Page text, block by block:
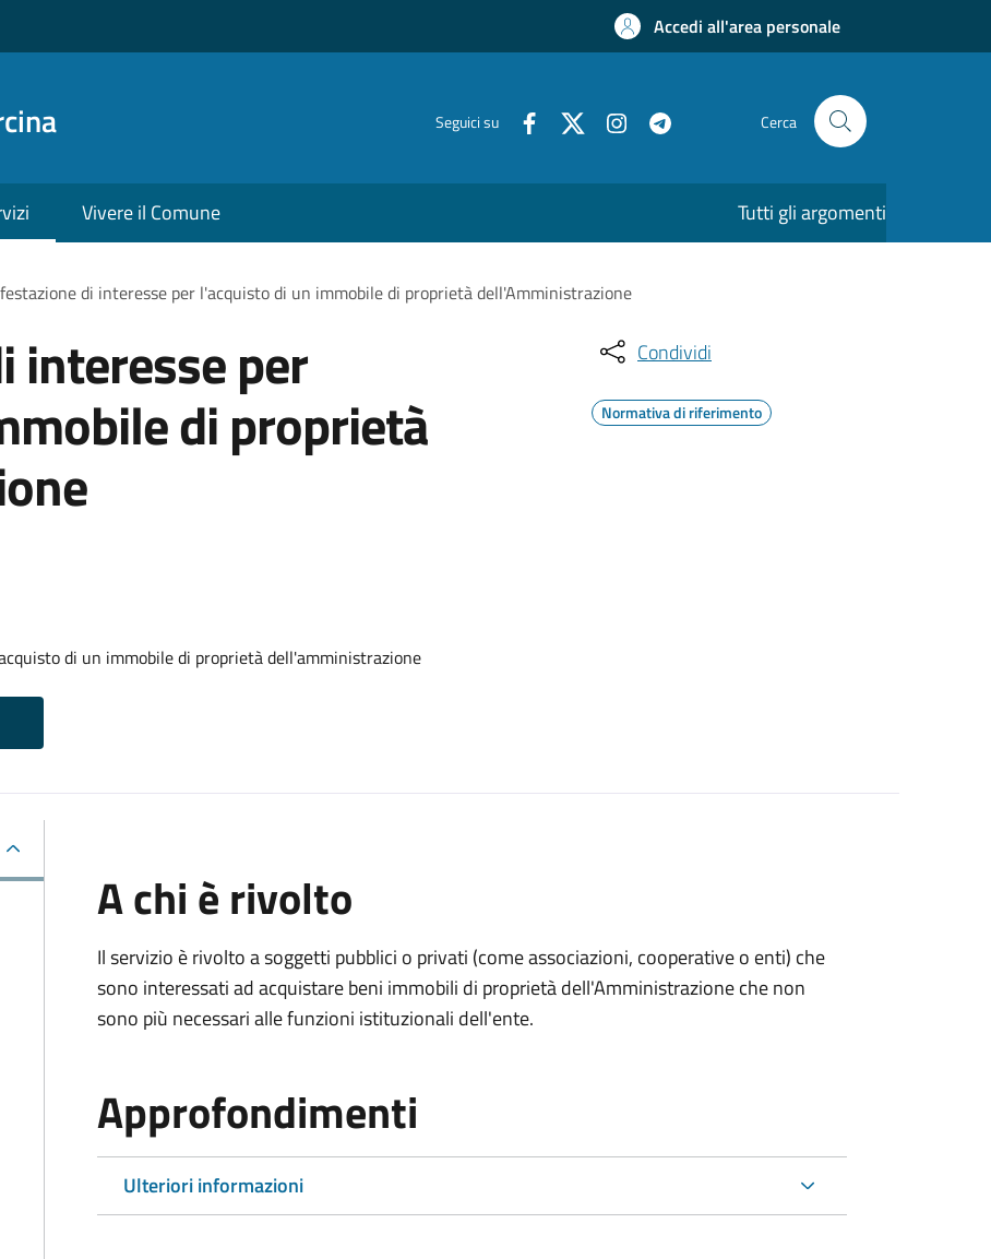
Accedi all'area personale
Seguici su Cerca
Vivere il Comune Tutti gli argomenti
di interesse per l'acquisto di un immobile di proprietà dell'Amministrazione
interesse per
di proprietà
di un immobile di proprietà dell'amministrazione
Condividi
Normativa di riferimento
A chi è rivolto
Il servizio è rivolto a soggetti pubblici o privati (come associazioni, cooperative o enti) che
sono interessati ad acquistare beni immobili di proprietà dell'Amministrazione che non
sono più necessari alle funzioni istituzionali dell'ente.
Approfondimenti
Ulteriori informazioni